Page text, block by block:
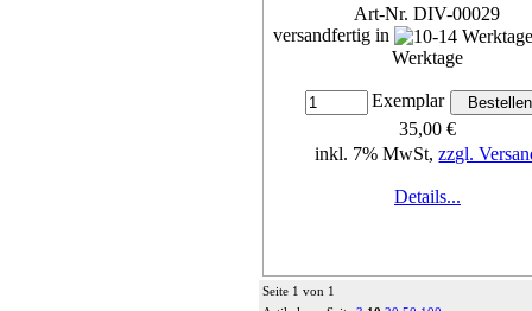
Art-Nr. DIV-00029
versandfertig in
Werktage
Exemplar
35,00 €
inkl. 7% MwSt,zzgl.
Details...
Seite 1 von 1